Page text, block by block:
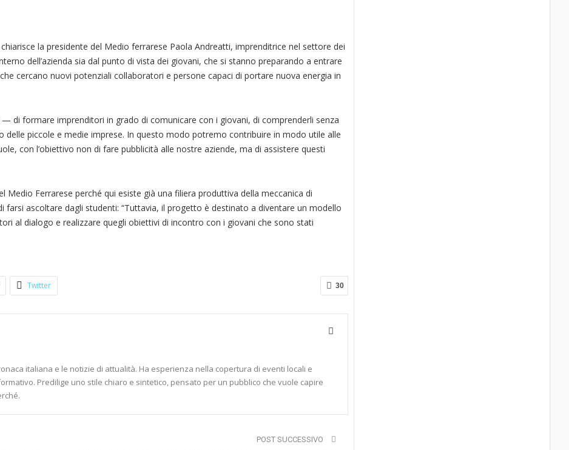
la presidente del Medio ferrarese Paola Andreatti, imprenditrice nel settore dei
dell’azienda sia dal punto di vista dei giovani, che si stanno preparando a entrare
cercano nuovi potenziali collaboratori e persone capaci di portare nuova energia in
di formare imprenditori in grado di comunicare con i giovani, di comprenderli senza
piccole e medie imprese. In questo modo potremo contribuire in modo utile alle
con l’obiettivo non di fare pubblicità alle nostre aziende, ma di assistere questi
Medio Ferrarese perché qui esiste già una filiera produttiva della meccanica di
farsi ascoltare dagli studenti: “Tuttavia, il progetto è destinato a diventare un modello
al dialogo e realizzare quegli obiettivi di incontro con i giovani che sono stati
30
Twitter
italiana e le notizie di attualità. Ha esperienza nella copertura di eventi locali e
Predilige uno stile chiaro e sintetico, pensato per un pubblico che vuole capire
POST SUCCESSIVO